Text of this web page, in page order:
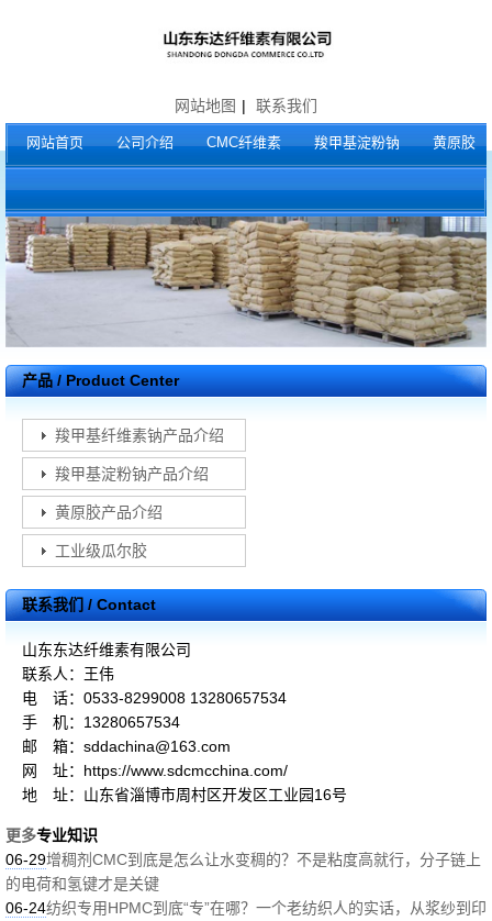
网站地图 | 联系我们
网站首页 公司介绍 CMC纤维素 羧甲基淀粉钠 黄原胶
产品 / Product Center
羧甲基纤维素钠产品介绍
羧甲基淀粉钠产品介绍
黄原胶产品介绍
工业级瓜尔胶
联系我们 / Contact
山东东达纤维素有限公司
联系人：王伟
电 话：0533-8299008 13280657534
手 机：13280657534
邮 箱：sddachina@163.com
网 址：https://www.sdcmcchina.com/
地 址：山东省淄博市周村区开发区工业园16号
更多专业知识
06-29增稠剂CMC到底是怎么让水变稠的？不是粘度高就行，分子链上
的电荷和氢键才是关键
06-24纺织专用HPMC到底“专”在哪？一个老纺织人的实话，从浆纱到印